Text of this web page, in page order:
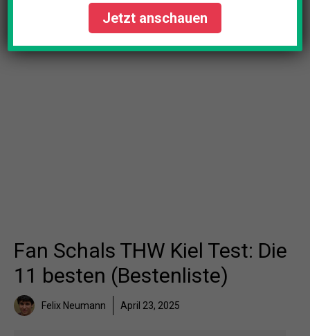
Fan Schals THW Kiel Test: Die
11 besten (Bestenliste)
Felix Neumann April 23, 2025
Jetzt anschauen